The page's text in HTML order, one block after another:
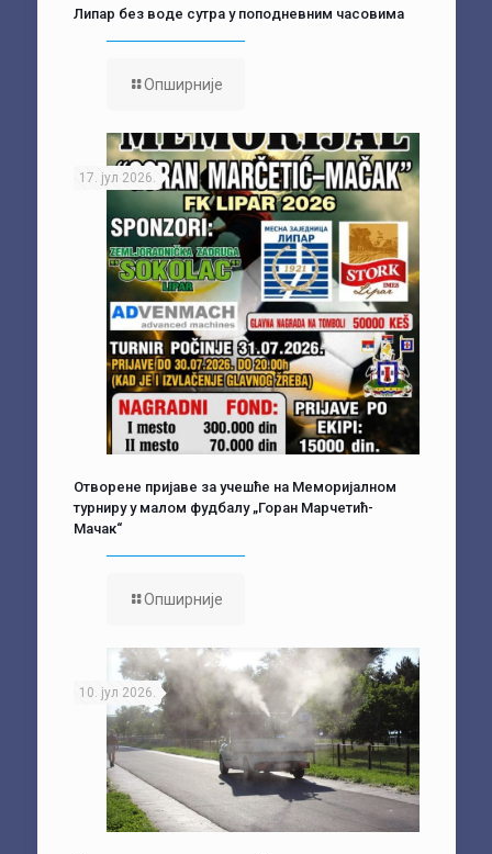
Липар без воде сутра у поподневним часовима
Опширније
17. јул 2026.
Отворене пријаве за учешће на Меморијалном
турниру у малом фудбалу „Горан Марчетић-
Мачак“
Опширније
10. јул 2026.